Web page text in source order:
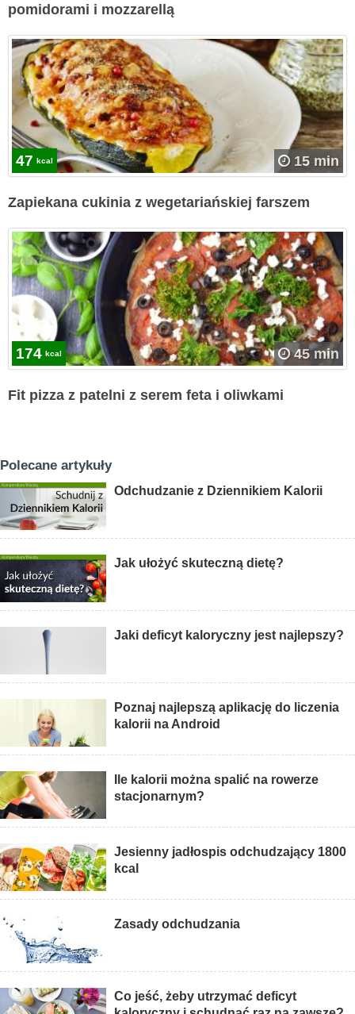
pomidorami i mozzarellą
47 kcal 15 min
Zapiekana cukinia z wegetariańskiej farszem
174 kcal 45 min
Fit pizza z patelni z serem feta i oliwkami
Polecane artykuły
Odchudzanie z Dziennikiem Kalorii
Jak ułożyć skuteczną dietę?
Jaki deficyt kaloryczny jest najlepszy?
Poznaj najlepszą aplikację do liczenia
kalorii na Android
Ile kalorii można spalić na rowerze
stacjonarnym?
Jesienny jadłospis odchudzający 1800
kcal
Zasady odchudzania
Co jeść, żeby utrzymać deficyt